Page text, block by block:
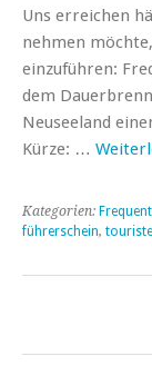
Uns erreichen
nehmen
einzuführen:
dem
Neuseeland
Kürze: …
Kategorien:
führerschein,